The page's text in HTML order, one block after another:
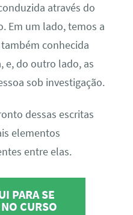
através do
Em um lado, temos a
conhecida
e, do outro lado, as
sob investigação.
dessas escritas
elementos
entre elas.
PARA SE
CURSO